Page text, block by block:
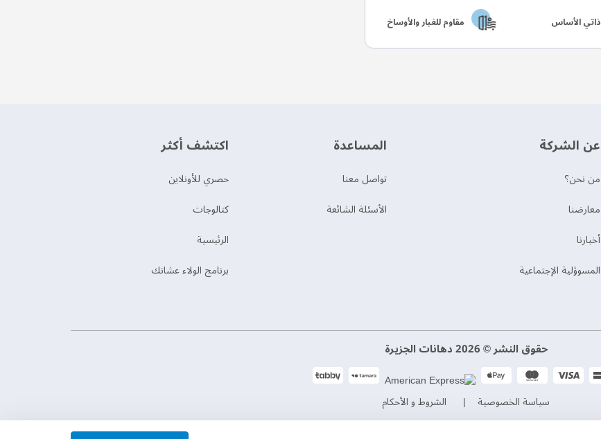
ذاتي الأساس مقاوم للغبار والأوساخ
عن الشركة
من نحن؟
‫معارضنا‬
‫أخبارنا‬
المسوؤلية الإجتماعية
‫المساعدة‬
تواصل معنا
الأسئلة الشائعة
اكتشف أكثر
حصري للأونلاين
‫كتالوجات‬
الرئيسية
برنامج الولاء عشانك
حقوق النشر © 2026 دهانات الجزيرة
سياسة الخصوصية
الشروط و الأحكام